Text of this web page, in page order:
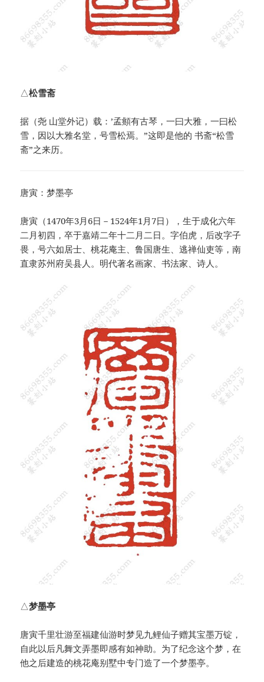
△松雪斋
据（尧 山堂外记）载：’孟頫有古琴，一曰大雅，一曰松
雪，因以大雅名堂，号雪松焉。”这即是他的 书斋“松雪
斋”之来历。
唐寅：梦墨亭
唐寅（1470年3月6日－1524年1月7日），生于成化六年
二月初四，卒于嘉靖二年十二月二日。字伯虎，后改字子
畏，号六如居士、桃花庵主、鲁国唐生、逃禅仙吏等，南
直隶苏州府吴县人。明代著名画家、书法家、诗人。
△梦墨亭
唐寅千里壮游至福建仙游时梦见九鲤仙子赠其宝墨万锭，
自此以后凡舞文弄墨即感有如神助。为了纪念这个梦，在
他之后建造的桃花庵别墅中专门造了一个梦墨亭。